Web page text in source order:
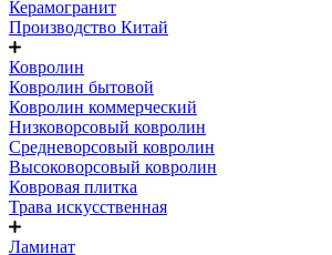
Керамогранит
Производство Китай
Ковролин
Ковролин бытовой
Ковролин коммерческий
Низковорсовый ковролин
Средневорсовый ковролин
Высоковорсовый ковролин
Ковровая плитка
Трава искусственная
Ламинат